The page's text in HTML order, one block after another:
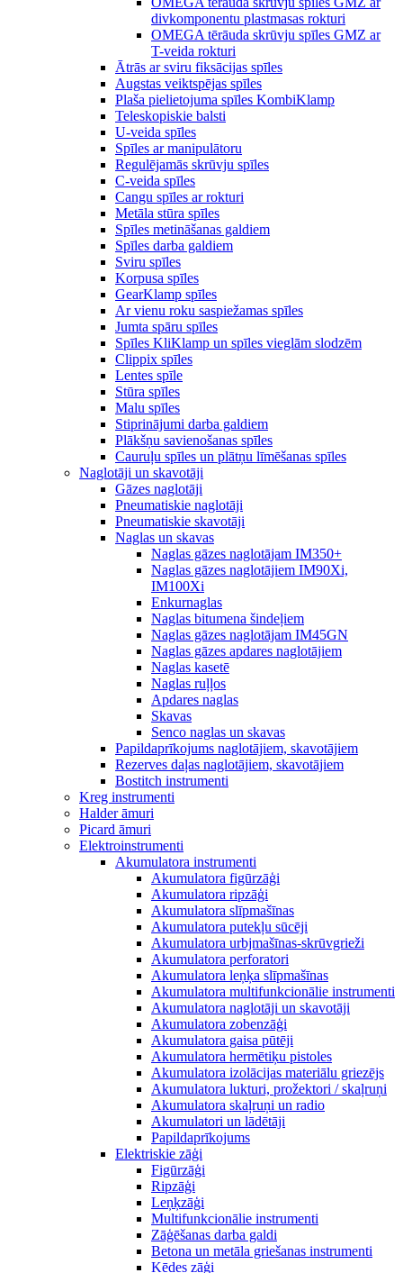
divkomponentu plastmasas rokturi
OMEGA tērāuda skrūvju spīles GMZ ar
T-veida rokturi
Ātrās ar sviru fiksācijas spīles
Augstas veiktspējas spīles
Plaša pielietojuma spīles KombiKlamp
Teleskopiskie balsti
U-veida spīles
Spīles ar manipulātoru
Regulējamās skrūvju spīles
C-veida spīles
Cangu spīles ar rokturi
Metāla stūra spīles
Spīles metināšanas galdiem
Spīles darba galdiem
Sviru spīles
Korpusa spīles
GearKlamp spīles
Ar vienu roku saspiežamas spīles
Jumta spāru spīles
Spīles KliKlamp un spīles vieglām slodzēm
Clippix spīles
Lentes spīle
Stūra spīles
Malu spīles
Stiprinājumi darba galdiem
Plākšņu savienošanas spīles
Cauruļu spīles un plātņu līmēšanas spīles
Naglotāji un skavotāji
Gāzes naglotāji
Pneumatiskie naglotāji
Pneumatiskie skavotāji
Naglas un skavas
Naglas gāzes naglotājam IM350+
Naglas gāzes naglotājiem IM90Xi,
IM100Xi
Enkurnaglas
Naglas bitumena šindeļiem
Naglas gāzes naglotājam IM45GN
Naglas gāzes apdares naglotājiem
Naglas kasetē
Naglas ruļļos
Apdares naglas
Skavas
Senco naglas un skavas
Papildaprīkojums naglotājiem, skavotājiem
Rezerves daļas naglotājiem, skavotājiem
Bostitch instrumenti
Kreg instrumenti
Halder āmuri
Picard āmuri
Elektroinstrumenti
Akumulatora instrumenti
Akumulatora figūrzāģi
Akumulatora ripzāģi
Akumulatora slīpmašīnas
Akumulatora putekļu sūcēji
Akumulatora urbjmašīnas-skrūvgrieži
Akumulatora perforatori
Akumulatora leņķa slīpmašīnas
Akumulatora multifunkcionālie instrumenti
Akumulatora naglotāji un skavotāji
Akumulatora zobenzāģi
Akumulatora gaisa pūtēji
Akumulatora hermētiķu pistoles
Akumulatora izolācijas materiālu griezējs
Akumulatora lukturi, prožektori / skaļruņi
Akumulatora skaļruņi un radio
Akumulatori un lādētāji
Papildaprīkojums
Elektriskie zāģi
Figūrzāģi
Ripzāģi
Leņķzāģi
Multifunkcionālie instrumenti
Zāģēšanas darba galdi
Betona un metāla griešanas instrumenti
Ķēdes zāģi